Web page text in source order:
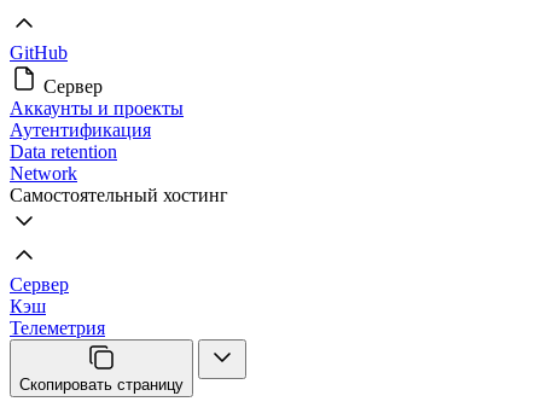
GitHub
Сервер
Аккаунты и проекты
Аутентификация
Data retention
Network
Самостоятельный хостинг
Сервер
Кэш
Телеметрия
Скопировать страницу